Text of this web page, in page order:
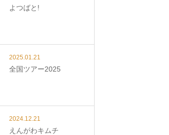
よつばと!
2025.01.21
全国ツアー2025
2024.12.21
えんがわキムチ